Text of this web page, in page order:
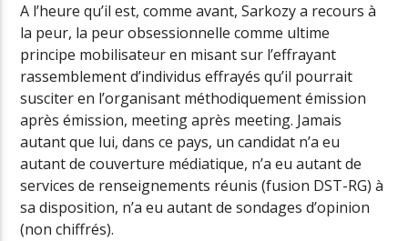
A l’heure qu’il est, comme avant, Sarkozy a recours à
la peur, la peur obsessionnelle comme ultime
principe mobilisateur en misant sur l’effrayant
rassemblement d’individus effrayés qu’il pourrait
susciter en l’organisant méthodiquement émission
après émission, meeting après meeting. Jamais
autant que lui, dans ce pays, un candidat n’a eu
autant de couverture médiatique, n’a eu autant de
services de renseignements réunis (fusion DST-RG) à
sa disposition, n’a eu autant de sondages d’opinion
(non chiffrés).